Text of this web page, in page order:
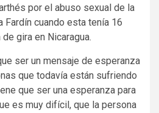
por el abuso sexual de la
Fardín cuando esta tenía 16
gira en Nicaragua.
ser un mensaje de esperanza
que todavía están sufriendo
que ser una esperanza para
es muy difícil, que la persona